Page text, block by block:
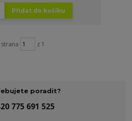
Přidat do košíku
strana z 1
poradit?
775 691 525